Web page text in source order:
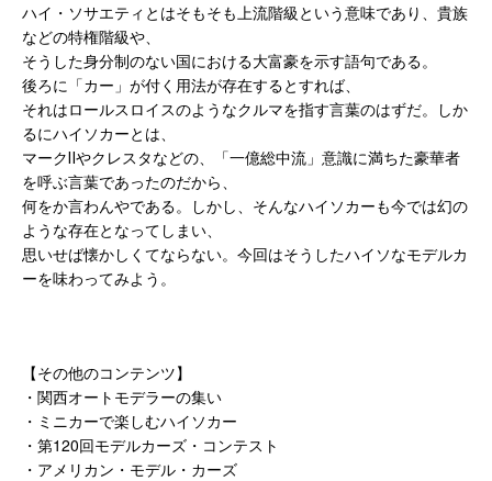
ハイ・ソサエティとはそもそも上流階級という意味であり、貴族
などの特権階級や、
そうした身分制のない国における大富豪を示す語句である。
後ろに「カー」が付く用法が存在するとすれば、
それはロールスロイスのようなクルマを指す言葉のはずだ。しか
るにハイソカーとは、
マークⅡやクレスタなどの、「一億総中流」意識に満ちた豪華者
を呼ぶ言葉であったのだから、
何をか言わんやである。しかし、そんなハイソカーも今では幻の
ような存在となってしまい、
思いせば懐かしくてならない。今回はそうしたハイソなモデルカ
ーを味わってみよう。
【その他のコンテンツ】
・関西オートモデラーの集い
・ミニカーで楽しむハイソカー
・第120回モデルカーズ・コンテスト
・アメリカン・モデル・カーズ